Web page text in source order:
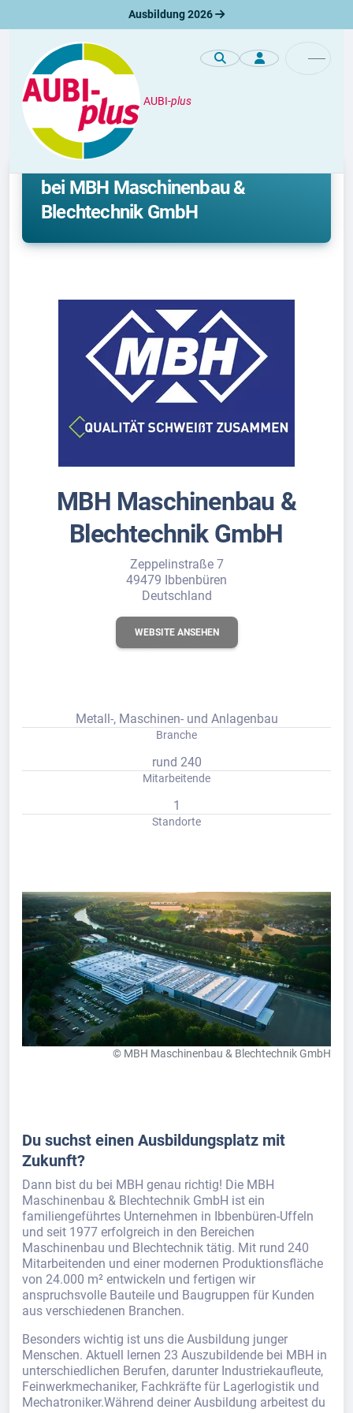
Ausbildung 2026
AUBI-plus
Unternehmen
Ausbildung und duales Studium
bei MBH Maschinenbau &
Blechtechnik GmbH
MBH Maschinenbau &
Blechtechnik GmbH
Zeppelinstraße 7
49479 Ibbenbüren
Deutschland
WEBSITE ANSEHEN
Metall-, Maschinen- und Anlagenbau
Branche
rund 240
Mitarbeitende
1
Standorte
© MBH Maschinenbau & Blechtechnik GmbH
Du suchst einen Ausbildungsplatz mit
Zukunft?
Dann bist du bei MBH genau richtig! Die MBH
Maschinenbau & Blechtechnik GmbH ist ein
familiengeführtes Unternehmen in Ibbenbüren-Uffeln
und seit 1977 erfolgreich in den Bereichen
Maschinenbau und Blechtechnik tätig. Mit rund 240
Mitarbeitenden und einer modernen Produktionsfläche
von 24.000 m² entwickeln und fertigen wir
anspruchsvolle Bauteile und Baugruppen für Kunden
aus verschiedenen Branchen.
Besonders wichtig ist uns die Ausbildung junger
Menschen. Aktuell lernen 23 Auszubildende bei MBH in
unterschiedlichen Berufen, darunter Industriekaufleute,
Feinwerkmechaniker, Fachkräfte für Lagerlogistik und
Mechatroniker.Während deiner Ausbildung arbeitest du